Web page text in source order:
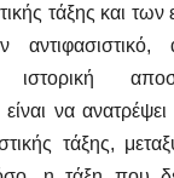
τάξης και των
να ανατρέψει
τάξης,